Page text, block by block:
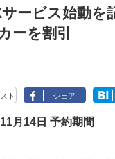
ービス始動を
ーを割引
ト シェア
月14日 予約期間